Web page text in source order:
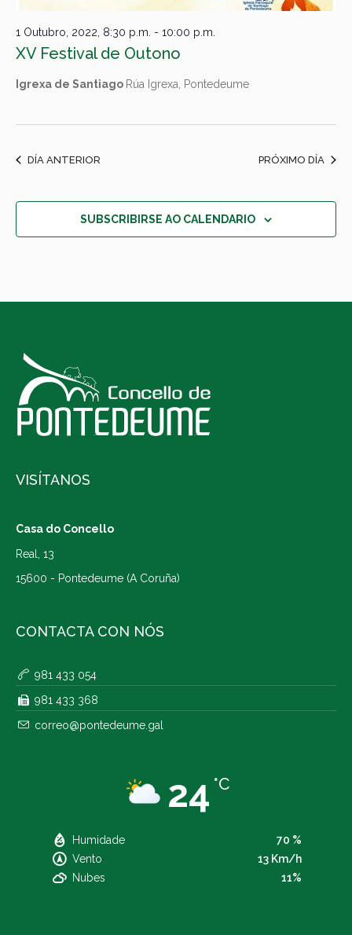
XV Festival de Outono
1 Outubro, 2022, 8:30 p.m. - 10:00 p.m.
Igrexa de Santiago Rúa Igrexa, Pontedeume
DÍA ANTERIOR PRÓXIMO DÍA
SUBSCRIBIRSE AO CALENDARIO
VISÍTANOS
Casa do Concello
Real, 13
15600 - Pontedeume (A Coruña)
CONTACTA CON NÓS
981 433 054
981 433 368
correo@pontedeume.gal
24 °C
Humidade
70 %
Vento
13 Km/h
Nubes
11%